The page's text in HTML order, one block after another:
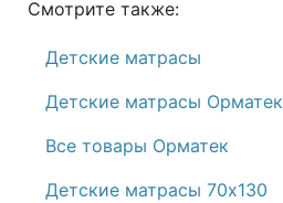
Смотрите также:
Детские матрасы
Детские матрасы Орматек
Все товары Орматек
Детские матрасы 70х130